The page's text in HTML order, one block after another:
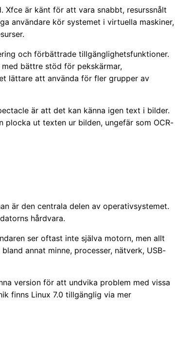
Xfce är känt för att vara snabbt, resurssnålt
användare kör systemet i virtuella maskiner,
och förbättrade tillgänglighetsfunktioner.
bättre stöd för pekskärmar,
lättare att använda för fler grupper av
är att det kan känna igen text i bilder.
ut texten ur bilden, ungefär som OCR-
är den centrala delen av operativsystemet.
hårdvara.
ser oftast inte själva motorn, men allt
annat minne, processer, nätverk, USB-
version för att undvika problem med vissa
finns Linux 7.0 tillgänglig via mer